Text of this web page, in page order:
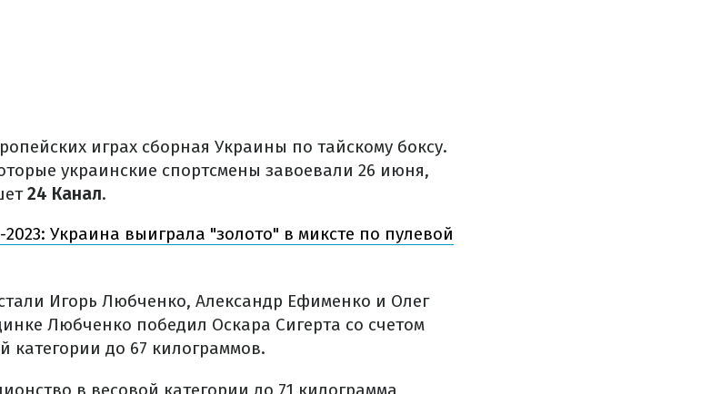
играх сборная Украины по тайскому боксу.
украинские спортсмены завоевали 26 июня,
24 Канал.
Украина выиграла "золото" в миксте по пулевой
Игорь Любченко, Александр Ефименко и Олег
Любченко победил Оскара Сигерта со счетом
категории до 67 килограммов.